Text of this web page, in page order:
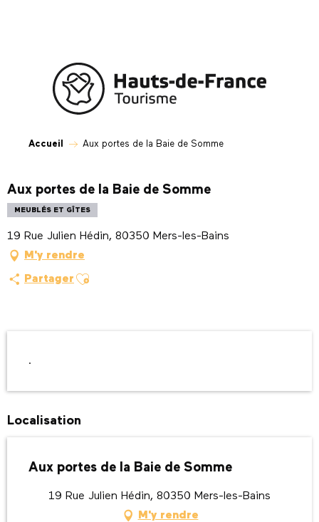
Accueil Aux portes de la Baie de Somme
Aux portes de la Baie de Somme
MEUBLÉS ET GÎTES
19 Rue Julien Hédin, 80350 Mers-les-Bains
M'y rendre
Partager Ajouter aux favoris
.
Localisation
Aux portes de la Baie de Somme
19 Rue Julien Hédin, 80350 Mers-les-Bains
M'y rendre